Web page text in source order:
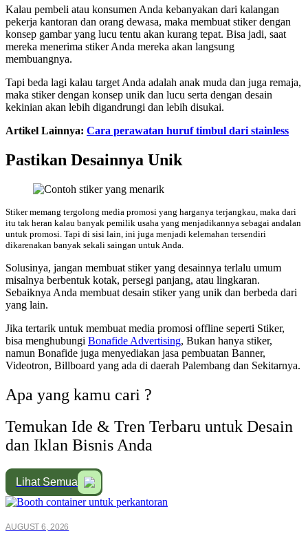
Kalau pembeli atau konsumen Anda kebanyakan dari kalangan
pekerja kantoran dan orang dewasa, maka membuat stiker dengan
konsep gambar yang lucu tentu akan kurang tepat. Bisa jadi, saat
mereka menerima stiker Anda mereka akan langsung
membuangnya.
Tapi beda lagi kalau target Anda adalah anak muda dan juga remaja,
maka stiker dengan konsep unik dan lucu serta dengan desain
kekinian akan lebih digandrungi dan lebih disukai.
Artikel Lainnya: Cara perawatan huruf timbul dari stainless
Pastikan Desainnya Unik
Stiker memang tergolong media promosi yang harganya terjangkau, maka dari
itu tak heran kalau banyak pemilik usaha yang menjadikannya sebagai andalan
untuk promosi. Tapi di sisi lain, ini juga menjadi kelemahan tersendiri
dikarenakan banyak sekali saingan untuk Anda.
Solusinya, jangan membuat stiker yang desainnya terlalu umum
misalnya berbentuk kotak, persegi panjang, atau lingkaran.
Sebaiknya Anda membuat desain stiker yang unik dan berbeda dari
yang lain.
Jika tertarik untuk membuat media promosi offline seperti Stiker,
bisa menghubungi Bonafide Advertising, Bukan hanya stiker,
namun Bonafide juga menyediakan jasa pembuatan Banner,
Videotron, Billboard yang ada di daerah Palembang dan Sekitarnya.
Apa yang kamu cari ?
Temukan Ide & Tren Terbaru untuk Desain
dan Iklan Bisnis Anda
Lihat Semua
Lihat Semua
AUGUST 6, 2026